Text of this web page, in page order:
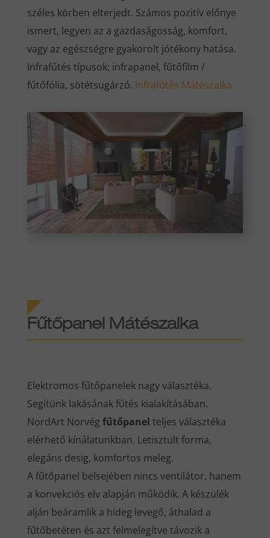
széles körben elterjedt. Számos pozitív előnye
ismert, legyen az a gazdaságosság, komfort,
vagy az egészségre gyakorolt jótékony hatása.
Infrafűtés típusok: infrapanel, fűtőfilm /
fűtőfólia, sötétsugárzó. Infrafűtés Mátészalka
Fűtőpanel Mátészalka
Elektromos fűtőpanelek nagy választéka.
Segítünk lakásának fűtés kialakításában.
NordArt Norvég fűtőpanel teljes választéka
elérhető kínálatunkban. Letisztult forma,
elegáns desig, komfortos meleg.
A fűtőpanel belsejében nincs ventilátor, hanem
a konvekciós elv alapján működik. A készülék
alján beáramlik a hideg levegő, áthalad a
fűtőbetéten és azt felmelegítve távozik a